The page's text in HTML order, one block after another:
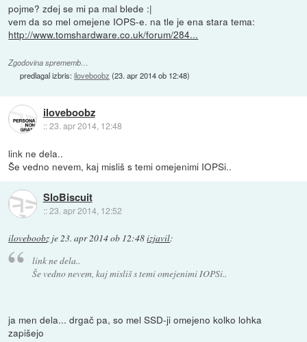
pojme? zdej se mi pa mal blede :|
vem da so mel omejene IOPS-e. na tle je ena stara tema:
http://www.tomshardware.co.uk/forum/284...
Zgodovina sprememb…
predlagal izbris:iloveboobz (23. apr 2014 ob 12:48)
iloveboobz
::23. apr 2014, 12:48
link ne dela..
Še vedno nevem, kaj misliš s temi omejenimi IOPSi..
SloBiscuit
::23. apr 2014, 12:52
iloveboobz je23. apr 2014 ob 12:48izjavil:
link ne dela..
Še vedno nevem, kaj misliš s temi omejenimi IOPSi..
ja men dela... drgač pa, so mel SSD-ji omejeno kolko lohka
zapišejo